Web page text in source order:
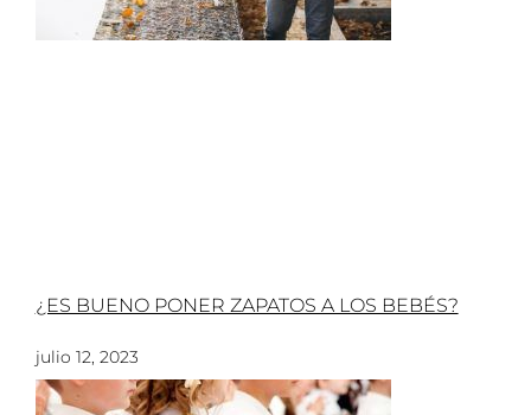
¿ES BUENO PONER ZAPATOS A LOS BEBÉS?
julio 12, 2023